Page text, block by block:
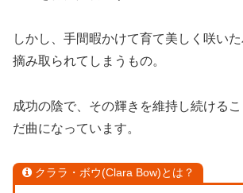
しかし、手間暇かけて育て美しく咲い
摘み取られてしまうもの。
成功の陰で、その輝きを維持し続ける
だ曲になっています。
クララ・ボウ(Clara Bow)とは？